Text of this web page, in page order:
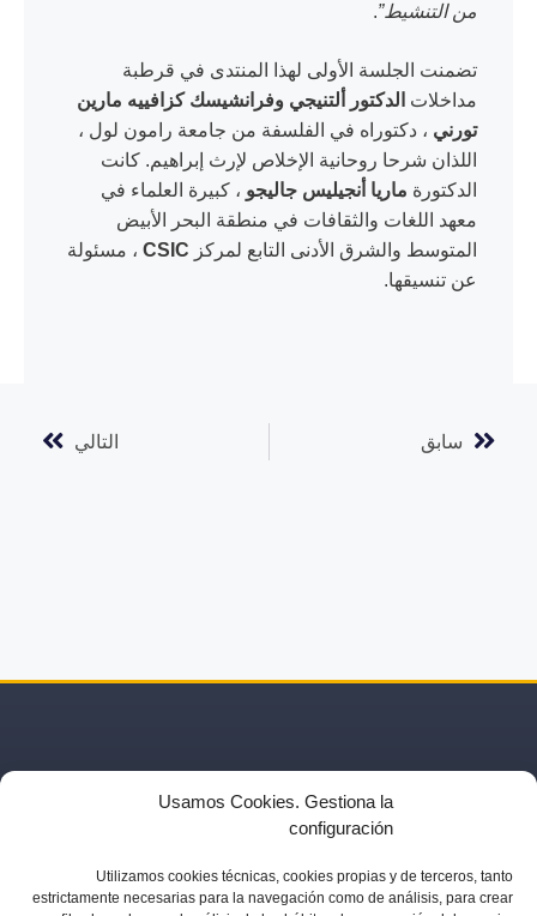
Usamos Cookies. Gestiona la
configuración
Utilizamos cookies técnicas, cookies propias y de terceros, tanto
estrictamente necesarias para la navegación como de análisis, para crear
من التنشيط”.
تضمنت الجلسة الأولى لهذا المنتدى في قرطبة
مداخلات الدكتور ألتنيجي وفرانشيسك كزافييه مارين
تورني ، دكتوراه في الفلسفة من جامعة رامون لول ،
اللذان شرحا روحانية الإخلاص لإرث إبراهيم. كانت
الدكتورة ماريا أنجيليس جاليجو ، كبيرة العلماء في
معهد اللغات والثقافات في منطقة البحر الأبيض
المتوسط والشرق الأدنى التابع لمركز CSIC ، مسئولة
عن تنسيقها.
سابق التالي
شركاء مقالات تصريحات صحفيه الإعلانات صالات العرض اتصال